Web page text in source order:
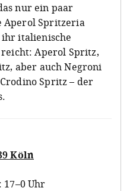
nur ein paar
Spritzeria
italienische
Aperol Spritz,
aber auch Negroni
Spritz – der
Köln
17–0 Uhr